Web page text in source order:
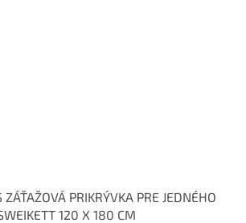
ZÁŤAŽOVÁ PRIKRÝVKA PRE JEDNÉHO
120 X 180 CM